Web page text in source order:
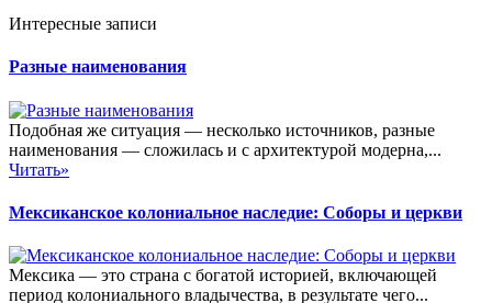
Интересные записи
Разные наименования
Подобная же ситуация — несколько источников, разные
наименования — сложилась и с архитектурой модерна,...
Читать»
Мексиканское колониальное наследие: Соборы и церкви
Мексика — это страна с богатой историей, включающей
период колониального владычества, в результате чего...